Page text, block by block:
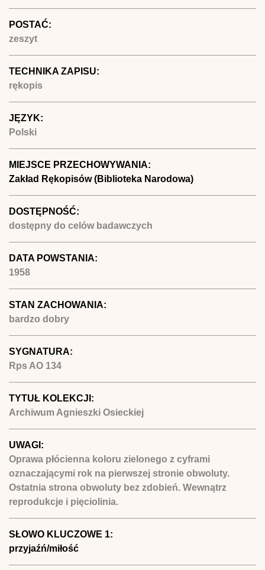
POSTAĆ:
zeszyt
TECHNIKA ZAPISU:
rękopis
JĘZYK:
Polski
MIEJSCE PRZECHOWYWANIA:
Zakład Rękopisów (Biblioteka Narodowa)
DOSTĘPNOŚĆ:
dostępny do celów badawczych
DATA POWSTANIA:
1958
STAN ZACHOWANIA:
bardzo dobry
SYGNATURA:
Rps AO 134
TYTUŁ KOLEKCJI:
Archiwum Agnieszki Osieckiej
UWAGI:
Oprawa płócienna koloru zielonego z cyframi
oznaczającymi rok na pierwszej stronie obwoluty.
Ostatnia strona obwoluty bez zdobień. Wewnątrz
reprodukcje i pięciolinia.
SŁOWO KLUCZOWE 1:
przyjaźń/miłość